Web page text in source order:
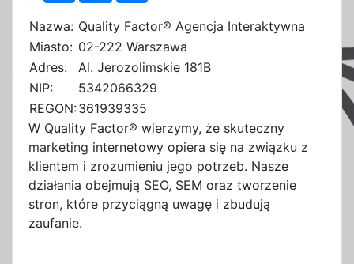
Nazwa: Quality Factor® Agencja Interaktywna
Miasto: 02-222 Warszawa
Adres:
Al. Jerozolimskie 181B
NIP:
5342066329
REGON:361939335
W Quality Factor® wierzymy, że skuteczny
marketing internetowy opiera się na związku z
klientem i zrozumieniu jego potrzeb. Nasze
działania obejmują SEO, SEM oraz tworzenie
stron, które przyciągną uwagę i zbudują
zaufanie.